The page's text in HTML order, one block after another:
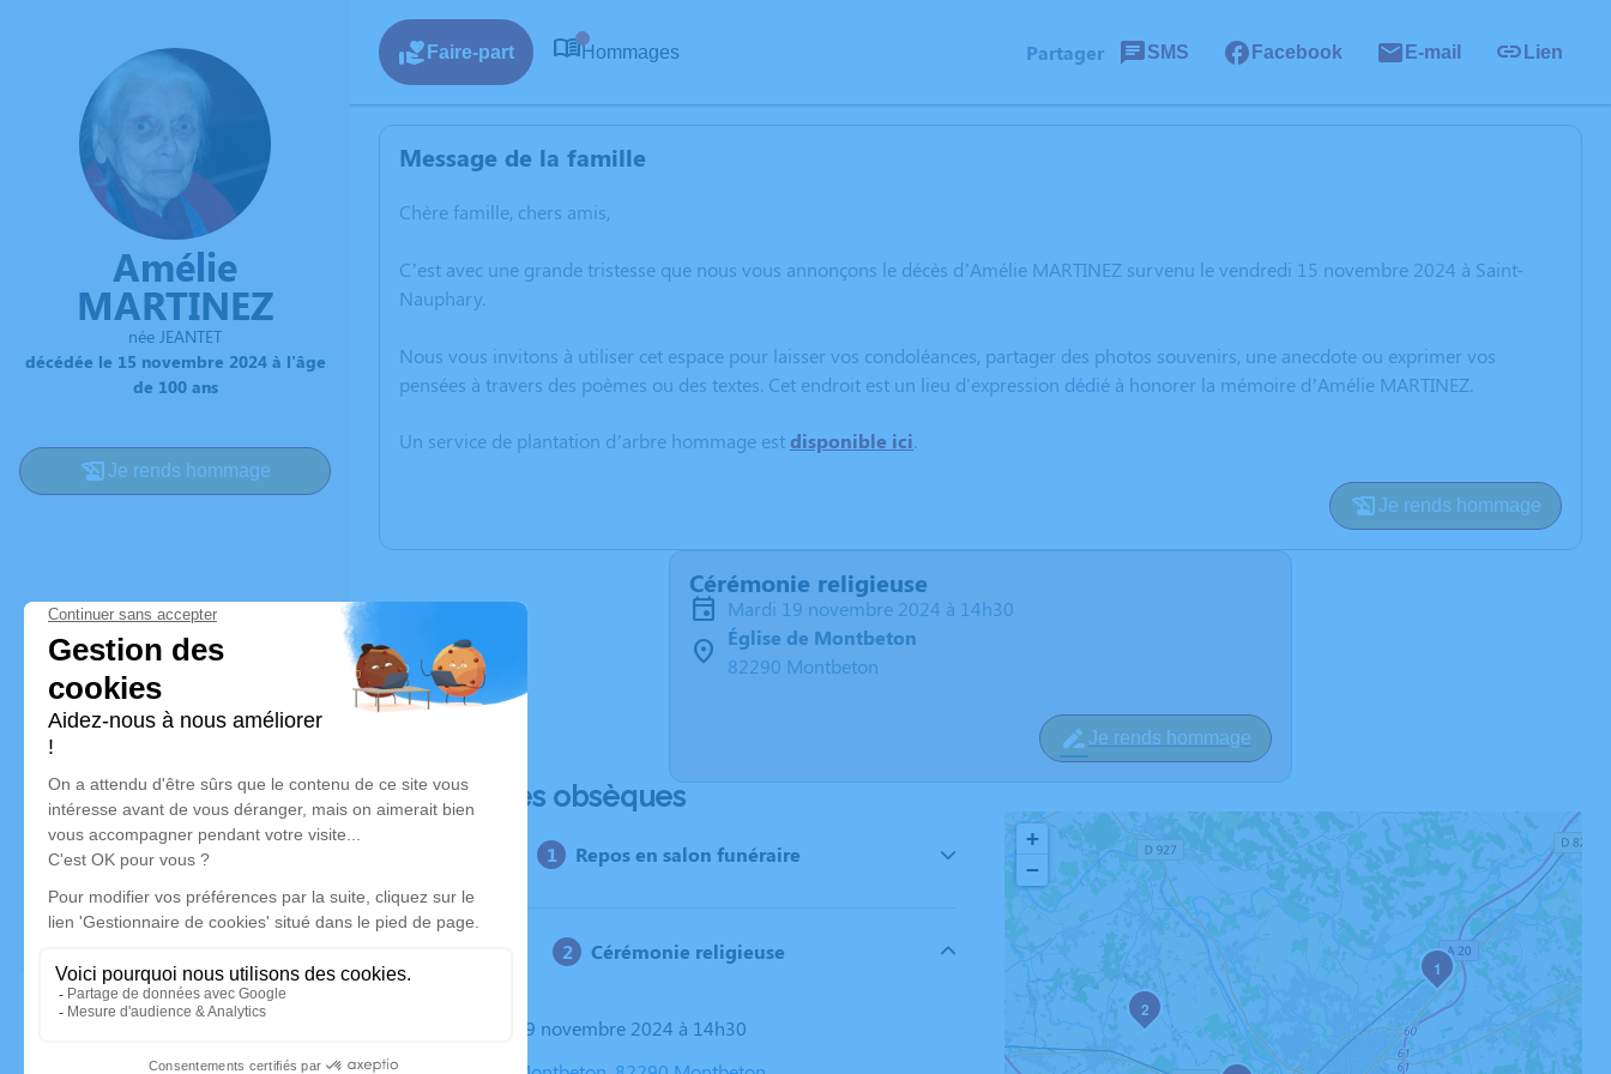
Amélie
MARTINEZ
née JEANTET
décédée le 15 novembre 2024 à l'âge
de 100 ans
Je rends hommage
Faire-part Hommages Partager SMS Facebook E-mail Lien
Message de la famille
Chère famille, chers amis,
C’est avec une grande tristesse que nous vous annonçons le décès d’Amélie MARTINEZ survenu le vendredi 15 novembre 2024 à Saint-
Nauphary.
Nous vous invitons à utiliser cet espace pour laisser vos condoléances, partager des photos souvenirs, une anecdote ou exprimer vos
pensées à travers des poèmes ou des textes. Cet endroit est un lieu d'expression dédié à honorer la mémoire d’Amélie MARTINEZ.
Un service de plantation d’arbre hommage estdisponible ici.
Je rends hommage
Cérémonie religieuse
mardi 19 novembre 2024 à 14h30
Église de Montbeton
82290 Montbeton
Je rends hommage
Déroulé des obsèques
Repos en salon funéraire
Cérémonie religieuse
Le mardi 19 novembre 2024 à 14h30
1
2
+
−